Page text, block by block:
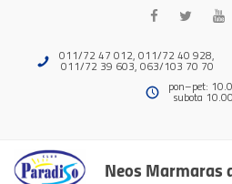
011/72 47 012, 011/72 40 928,
011/72 39 603, 063/103 70 70
pon–pet:
subota
Neos